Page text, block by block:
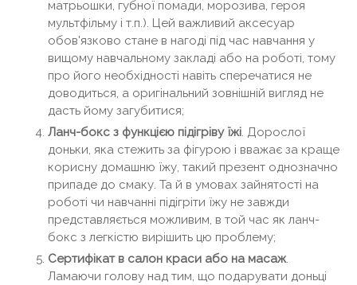
матрьошки, губної помади, морозива, героя
мультфільму і т.п.). Цей важливий аксесуар
обов'язково стане в нагоді під час навчання у
вищому навчальному закладі або на роботі, тому
про його необхідності навіть сперечатися не
доводиться, а оригінальний зовнішній вигляд не
дасть йому загубитися;
Ланч-бокс з функцією підігріву їжі . Дорослої
доньки, яка стежить за фігурою і вважає за краще
корисну домашню їжу, такий презент однозначно
припаде до смаку. Та й в умовах зайнятості на
роботі чи навчанні підігріти їжу не завжди
представляється можливим, в той час як ланч-
бокс з легкістю вирішить цю проблему;
Сертифікат в салон краси або на масаж
Ламаючи голову над тим, що подарувати доньці